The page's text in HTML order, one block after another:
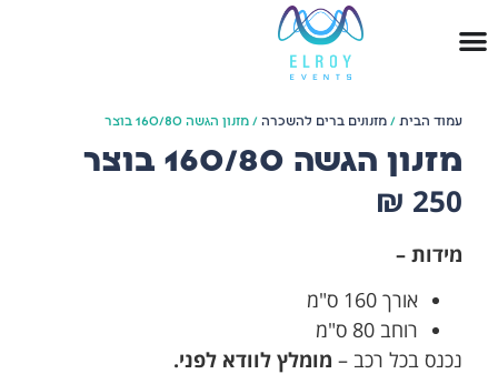
עמוד הבית /מזנונים ברים להשכרה / מזנון הגשה 160/80 בוצר
מזנון הגשה 160/80 בוצר
₪ 250
מידות –
אורך 160 ס"מ
רוחב 80 ס"מ
נכנס בכל רכב – מומלץ לוודא לפני.